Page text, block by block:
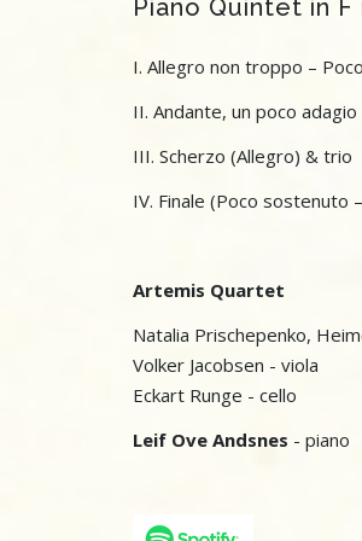
Piano Quintet in F
I. Allegro non troppo –
II. Andante, un poco adagio
III. Scherzo (Allegro) & trio
IV. Finale (Poco
Artemis Quartet
Natalia Prischepenko,
Volker Jacobsen - viola
Eckart Runge - cello
Leif Ove Andsnes - piano